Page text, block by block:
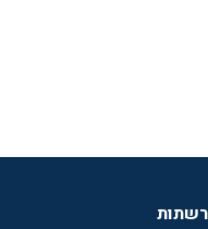
רשתות